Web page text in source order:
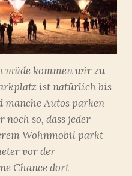
kommen wir zu
ist natürlich bis
manche Autos parken
so, dass jeder
Wohnmobil parkt
vor der
Chance dort